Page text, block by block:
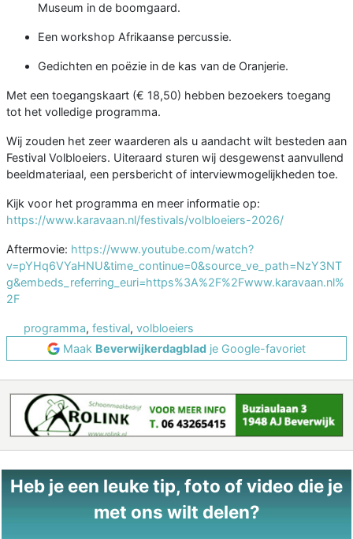
Museum in de boomgaard.
Een workshop Afrikaanse percussie.
Gedichten en poëzie in de kas van de Oranjerie.
Met een toegangskaart (€ 18,50) hebben bezoekers toegang
tot het volledige programma.
Wij zouden het zeer waarderen als u aandacht wilt besteden aan
Festival Volbloeiers. Uiteraard sturen wij desgewenst aanvullend
beeldmateriaal, een persbericht of interviewmogelijkheden toe.
Kijk voor het programma en meer informatie op:
https://www.karavaan.nl/festivals/volbloeiers-2026/
Aftermovie: https://www.youtube.com/watch?
v=pYHq6VYaHNU&time_continue=0&source_ve_path=NzY3NT
g&embeds_referring_euri=https%3A%2F%2Fwww.karavaan.nl%
2F
programma, festival, volbloeiers
Maak Beverwijkerdagblad je Google-favoriet
Heb je een leuke tip, foto of video die je
met ons wilt delen?